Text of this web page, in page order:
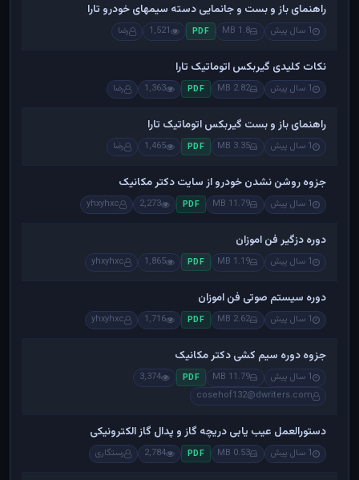
راهنمای باز و بست و جانمایی دسته سیمهای خودرو تارا
1 سال پیش 1.8 MB
PDF
1,521 رضا
نکات کلیدی گیربکس اتوماتیک تارا
1 سال پیش 2.82 MB
PDF
1,363 رضا
راهنمای باز و بست گیربکس اتوماتیک تارا
1 سال پیش 3.35 MB
PDF
1,465 رضا
جزوه روشن نشدن خودرو از سایت دکتر مکانیک
1 سال پیش 11.79 MB
PDF
2,273
yhxyhxc
دوره دزگیر فن اموزان
1 سال پیش 1.19 MB
PDF
1,865
yhxyhxc
دوره سیستم صوتی فن اموزان
1 سال پیش 2.62 MB
PDF
1,716
yhxyhxc
جزوه دوره سیم کشی دکتر مکانیک
1 سال پیش 11.79 MB
PDF
3,374
cosehof132@dwriters.com
دستورالعمل عیب یابی دریچه گاز و پدال گاز الکترونیکی
1 سال پیش 0.53 MB
PDF
2,784 رستگاری